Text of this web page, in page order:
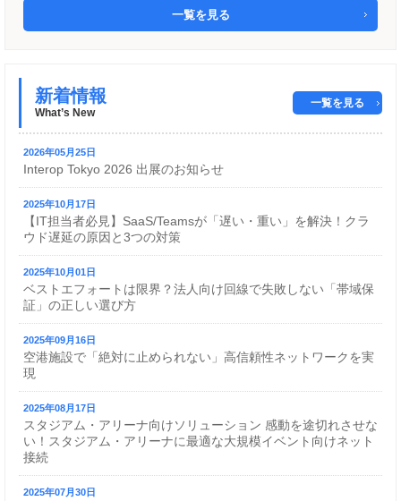
一覧を見る
新着情報
What’s New
一覧を見る
2026年05月25日
Interop Tokyo 2026 出展のお知らせ
2025年10月17日
【IT担当者必見】SaaS/Teamsが「遅い・重い」を解決！クラ
ウド遅延の原因と3つの対策
2025年10月01日
ベストエフォートは限界？法人向け回線で失敗しない「帯域保
証」の正しい選び方
2025年09月16日
空港施設で「絶対に止められない」高信頼性ネットワークを実
現
2025年08月17日
スタジアム・アリーナ向けソリューション 感動を途切れさせな
い！スタジアム・アリーナに最適な大規模イベント向けネット
接続
2025年07月30日